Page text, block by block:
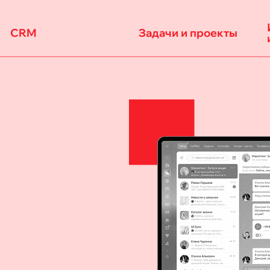
CRM Задачи и проекты